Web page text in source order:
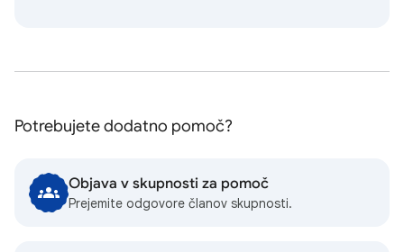
Potrebujete dodatno pomoč?
Objava v skupnosti za pomoč
Prejemite odgovore članov skupnosti.